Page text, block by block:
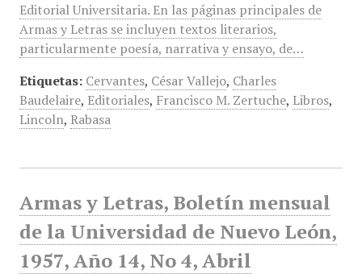
Editorial Universitaria. En las páginas principales de
Armas y Letras se incluyen textos literarios,
particularmente poesía, narrativa y ensayo, de…
Etiquetas: Cervantes, César Vallejo, Charles
Baudelaire, Editoriales, Francisco M. Zertuche, Libros,
Lincoln, Rabasa
Armas y Letras, Boletín mensual
de la Universidad de Nuevo León,
1957, Año 14, No 4, Abril